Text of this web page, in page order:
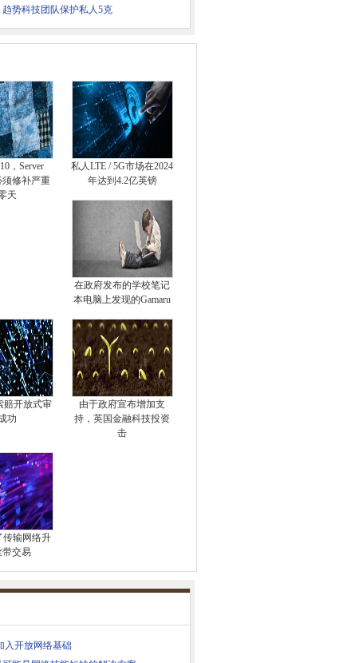
势科技团队保护私人5克
，Server
须修补严重
天
私人LTE / 5G市场在2024
年达到4.2亿英镑
在政府发布的学校笔记
本电脑上发现的Gamaru
赔开放式审
功
由于政府宣布增加支
持，英国金融科技投资
击
传输网络升
带交易
入开放网络基础